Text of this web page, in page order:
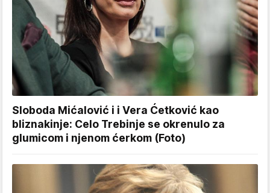
Sloboda Mićalović i i Vera Ćetković kao
bliznakinje: Celo Trebinje se okrenulo za
glumicom i njenom ćerkom (Foto)